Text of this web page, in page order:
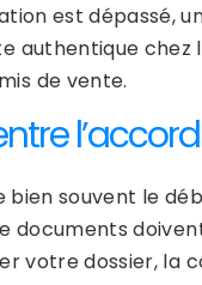
est dépassé,
authentique chez
de vente.
souvent le
documents
votre dossier, la